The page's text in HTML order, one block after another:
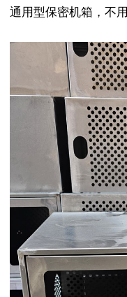
通用型保密机箱，不